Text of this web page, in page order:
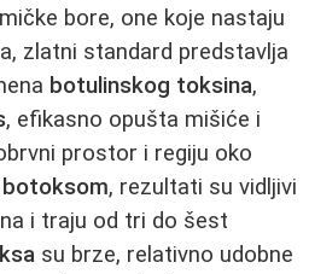
bore, one koje nastaju
zlatni standard predstavlja
botulinskog toksina,
, efikasno opušta mišiće i
prostor i regiju oko
botoksom, rezultati su vidljivi
i traju od tri do šest
su brze, relativno udobne